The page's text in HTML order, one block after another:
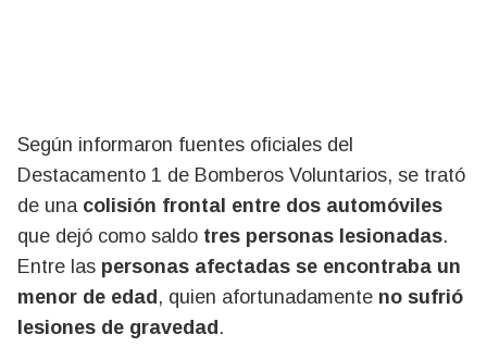
Según informaron fuentes oficiales del
Destacamento 1 de Bomberos Voluntarios, se trató
de una colisión frontal entre dos automóviles
que dejó como saldo tres personas lesionadas.
Entre las personas afectadas se encontraba un
menor de edad , quien afortunadamente no sufrió
lesiones de gravedad .